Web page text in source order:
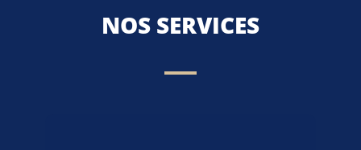
NOS SERVICES